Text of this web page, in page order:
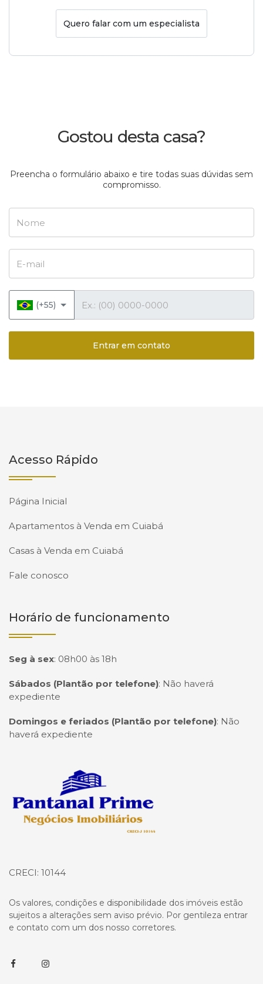
Quero falar com um especialista
Gostou desta casa?
Preencha o formulário abaixo e tire todas suas dúvidas sem
compromisso.
(+55)
Entrar em contato
Acesso Rápido
Página Inicial
Apartamentos à Venda em Cuiabá
Casas à Venda em Cuiabá
Fale conosco
Horário de funcionamento
Seg à sex: 08h00 às 18h
Sábados (Plantão por telefone): Não haverá
expediente
Domingos e feriados (Plantão por telefone): Não
haverá expediente
Página inicial
CRECI: 10144
Os valores, condições e disponibilidade dos imóveis estão
sujeitos a alterações sem aviso prévio. Por gentileza entrar
e contato com um dos nosso corretores.
FacebookInstagram